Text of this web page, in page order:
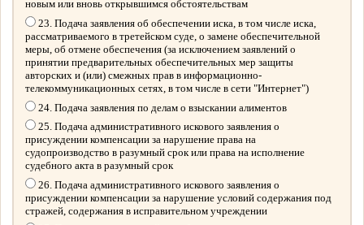
новым или вновь открывшимся обстоятельствам
23. Подача заявления об обеспечении иска, в том числе иска,
рассматриваемого в третейском суде, о замене обеспечительной
меры, об отмене обеспечения (за исключением заявлений о
принятии предварительных обеспечительных мер защиты
авторских и (или) смежных прав в информационно-
телекоммуникационных сетях, в том числе в сети "Интернет")
24. Подача заявления по делам о взыскании алиментов
25. Подача административного искового заявления о
присуждении компенсации за нарушение права на
судопроизводство в разумный срок или права на исполнение
судебного акта в разумный срок
26. Подача административного искового заявления о
присуждении компенсации за нарушение условий содержания под
стражей, содержания в исправительном учреждении